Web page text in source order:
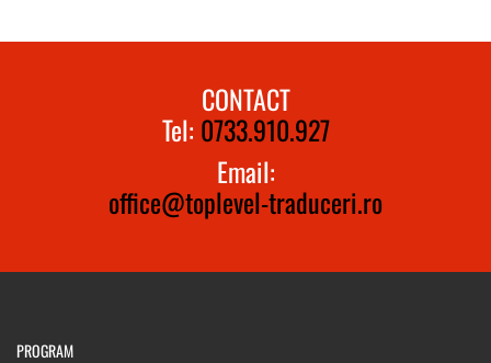
CONTACT
Tel: 0733.910.927
Email:
office@toplevel-traduceri.ro
PROGRAM